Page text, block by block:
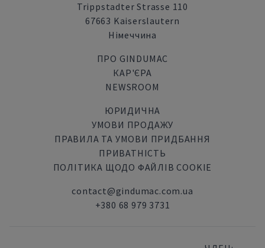
Trippstadter Strasse 110
67663 Kaiserslautern
Німеччина
ПРО GINDUMAC
КАР'ЄРА
NEWSROOM
ЮРИДИЧНА
УМОВИ ПРОДАЖУ
ПРАВИЛА ТА УМОВИ ПРИДБАННЯ
ПРИВАТНІСТЬ
ПОЛІТИКА ЩОДО ФАЙЛІВ COOKIE
contact@gindumac.com.ua
+380 68 979 3731